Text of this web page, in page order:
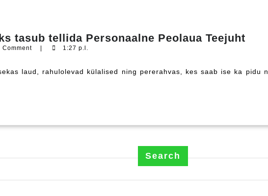
tasub tellida Personaalne Peolaua Teejuht
–
Comment 1:27 p.l.
Search